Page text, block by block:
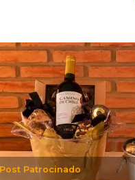
Post Patrocinado